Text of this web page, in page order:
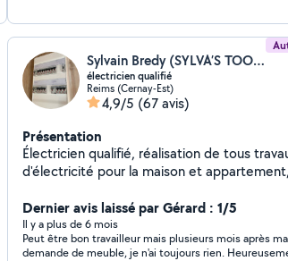
Sylvain Bredy (SYLVA’S TOOLS)
électricien qualifié
Reims (Cernay-Est)
4,9/5 (67 avis)
Présentation
Électricien qualifié, réalisation de tous
d'électricité pour la maison et
Dernier avis laissé par Gérard : 1/5
Il y a plus de 6 mois
Peut être bon travailleur mais plusieurs mois après ma
demande de meuble, je n'ai toujours rien.